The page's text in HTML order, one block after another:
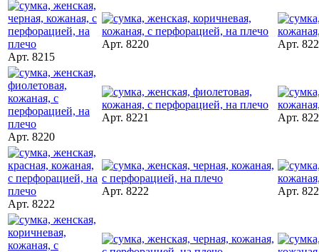
Арт. 8215
Арт. 8220 Арт.
Арт. 8220
Арт. 8221 Арт.
Арт. 8222
Арт. 8222 Арт.